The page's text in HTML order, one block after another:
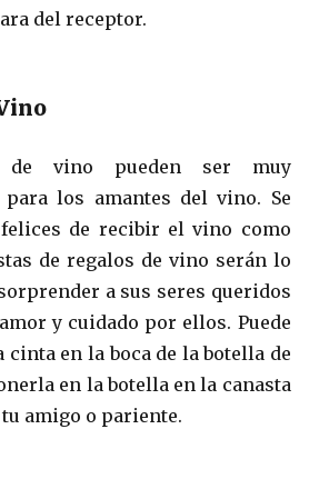
del receptor.
de vino pueden ser muy
para los amantes del vino. Se
de recibir el vino como
de regalos de vino serán lo
a sus seres queridos
y cuidado por ellos. Puede
cinta en la boca de la botella de
en la botella en la canasta
amigo o pariente.